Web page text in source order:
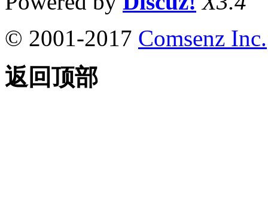
© 2001-2017 Comsenz Inc.
返回顶部